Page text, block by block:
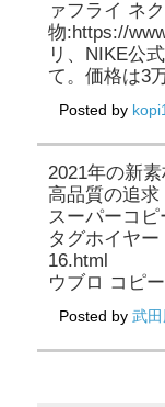
ァフライ ネ
物:https://
リ、NIKE公
て。価格は3
Posted by
2021年の新
高品質の追
スーパーコ
タグホイヤ
16.html
ウブロ コピ
Posted by 武